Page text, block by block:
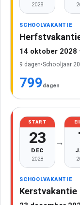
2028
SCHOOLVAKANTIE
14 oktober
9 dagen•Schooljaar
799 dagen
START
23
DEC
2028
→
SCHOOLVAKANTIE
Kerstvakantie